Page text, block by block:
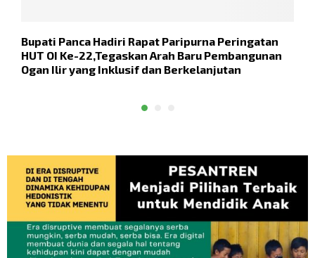
Bupati Panca Hadiri Rapat Paripurna Peringatan
HUT OI Ke-22,Tegaskan Arah Baru Pembangunan
Ogan Ilir yang Inklusif dan Berkelanjutan